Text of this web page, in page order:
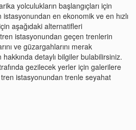
yolculukların başlangıçları için
en ekonomik ve en hızlı
aşağıdaki alternatifleri
istasyonundan geçen trenlerin
ve güzargahlarını merak
detaylı bilgiler bulabilirsiniz.
gezilecek yerler için galerilere
istasyonundan trenle seyahat